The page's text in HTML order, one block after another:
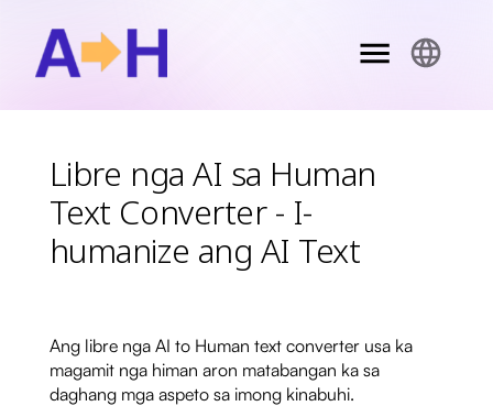
Libre nga AI sa Human
Text Converter - I-
humanize ang AI Text
Ang libre nga AI to Human text converter usa ka
magamit nga himan aron matabangan ka sa
daghang mga aspeto sa imong kinabuhi.